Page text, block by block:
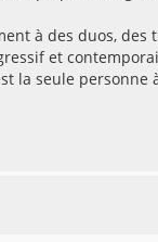
à des duos, des
et
la seule personne